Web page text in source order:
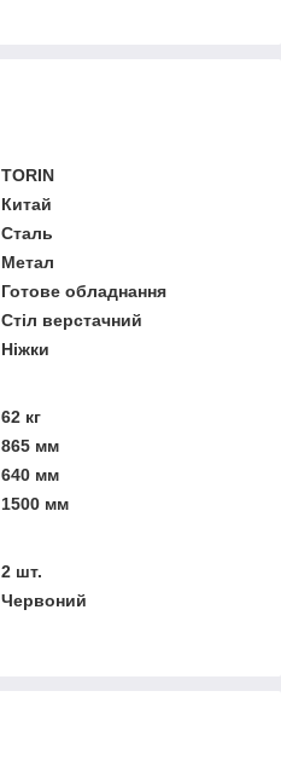
TORIN
Китай
Сталь
Метал
Готове обладнання
Стіл верстачний
Ніжки
62 кг
865 мм
640 мм
1500 мм
2 шт.
Червоний